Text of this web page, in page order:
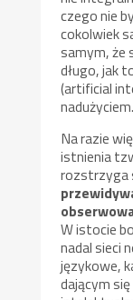
czego nie
cokolwiek
samym, że
długo, jak
(artificial
nadużyciem.
Na razie
istnienia
rozstrzyga
W istocie
nadal sieci
językowe,
dającym